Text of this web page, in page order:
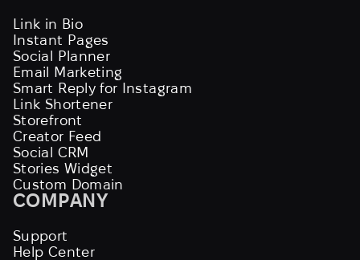
Link in Bio
Instant Pages
Social Planner
Email Marketing
Smart Reply for Instagram
Link Shortener
Storefront
Creator Feed
Social CRM
Stories Widget
Custom Domain
COMPANY
Support
Help Center